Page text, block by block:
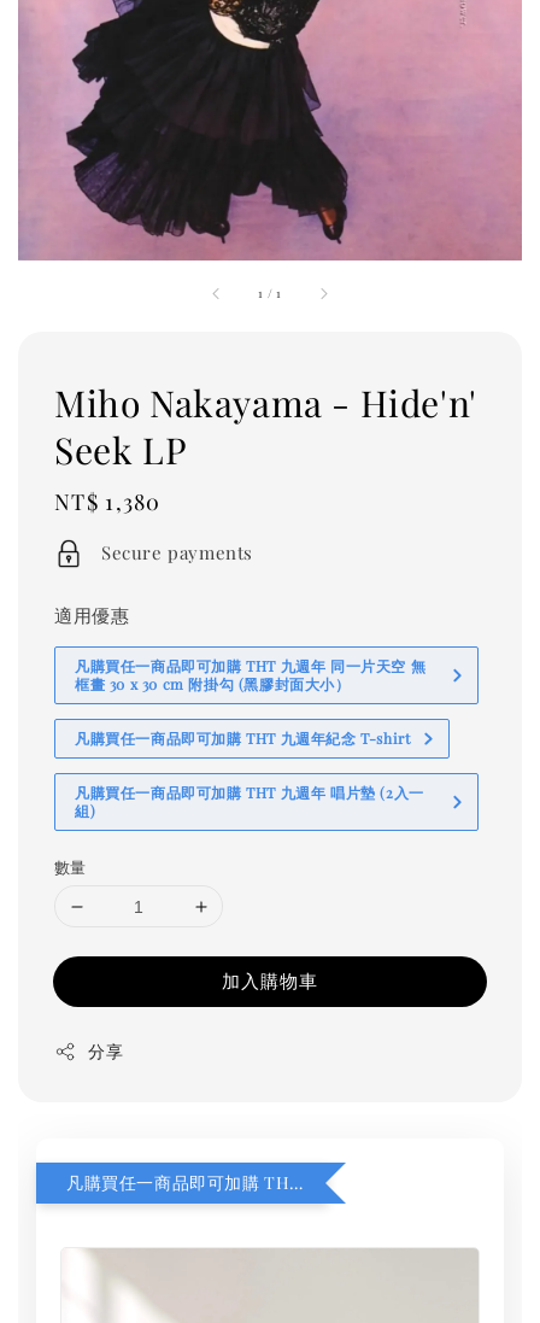
1 /1
Miho Nakayama - Hide'n'
Seek LP
Regular
price
NT$ 1,380
Secure payments
適用優惠
凡購買任一商品即可加購 THT 九週年 同一片天空 無
框畫 30 x 30 cm 附掛勾 (黑膠封面大小）
凡購買任一商品即可加購 THT 九週年紀念 T-shirt
凡購買任一商品即可加購 THT 九週年 唱片墊 (2入一
組)
數量
加入購物車
分享
凡購買任一商品即可加購 THT 九週年 同一片天空 無框畫 30 x 30 cm 附掛勾 (黑膠封面大小）